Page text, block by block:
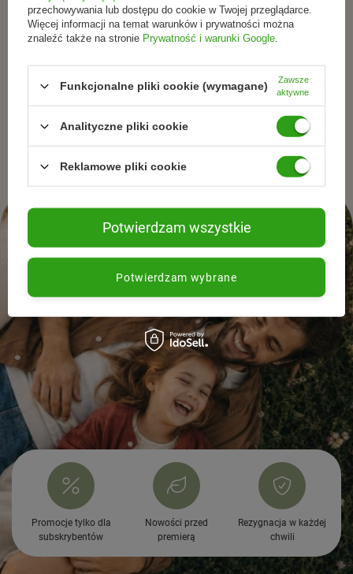
Dołącz do tych, którzy
wybierają świadomie.
Zapisz się do newslettera i otrzymuj informacje o
promocjach, nowościach oraz inspiracjach ze świata
naturalnej pielęgnacjii zdrowego stylu życia.
Promocje tylko dla
subskrybentów
Nowości przed
premierą
Rezygnacja w każdej
chwili
przechowywania lub dostępu do cookie w Twojej przeglądarce.
Więcej informacji na temat warunków i prywatności można
znaleźć także na stronie Prywatność i warunki Google
Funkcjonalne pliki cookie (wymagane)
Zawsze
aktywne
Analityczne pliki cookie
Reklamowe pliki cookie
Potwierdzam wybrane
Potwierdzam wszystkie